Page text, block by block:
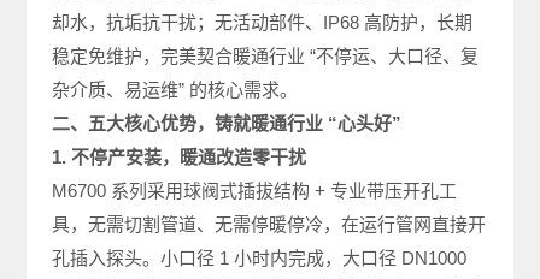
却水，抗垢抗干扰；无活动部件、IP68 高防护，长期
稳定免维护，完美契合暖通行业 “不停运、大口径、复
杂介质、易运维” 的核心需求。
二、五大核心优势，铸就暖通行业 “心头好”
1. 不停产安装，暖通改造零干扰
M6700 系列采用球阀式插拔结构 + 专业带压开孔工
具，无需切割管道、无需停暖停冷，在运行管网直接开
孔插入探头。小口径 1 小时内完成，大口径 DN1000